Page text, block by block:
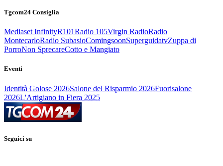
Tgcom24 Consiglia
Mediaset InfinityR101Radio 105Virgin RadioRadio
MontecarloRadio SubasioComingsoonSuperguidatvZuppa di
PorroNon SprecareCotto e Mangiato
Eventi
Identità Golose 2026Salone del Risparmio 2026Fuorisalone
2026L'Artigiano in Fiera 2025
Seguici su